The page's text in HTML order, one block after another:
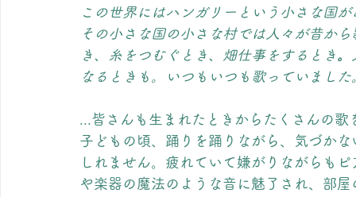
この世界にはハンガリーという小さな国が
その小さな国の小さな村では人々が昔か
き、糸をつむぐとき、畑仕事をするとき。
なるときも。いつもいつも歌っていました
...皆さんも生まれたときからたくさんの
子どもの頃、踊りを踊りながら、気づか
しれません。疲れていて嫌がりながらも
や楽器の魔法のような音に魅了され、部